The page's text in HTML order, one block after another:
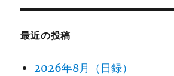
最近の投稿
2026年8月（日録）